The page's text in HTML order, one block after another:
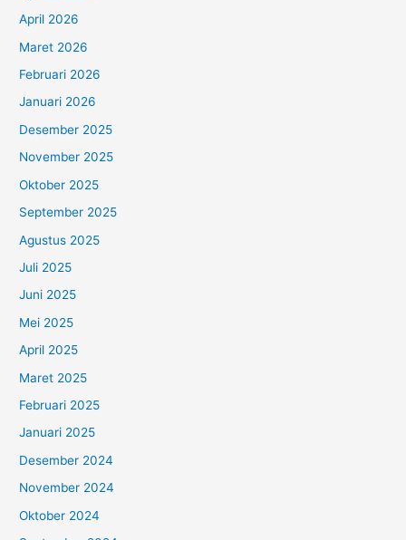
April 2026
Maret 2026
Februari 2026
Januari 2026
Desember 2025
November 2025
Oktober 2025
September 2025
Agustus 2025
Juli 2025
Juni 2025
Mei 2025
April 2025
Maret 2025
Februari 2025
Januari 2025
Desember 2024
November 2024
Oktober 2024